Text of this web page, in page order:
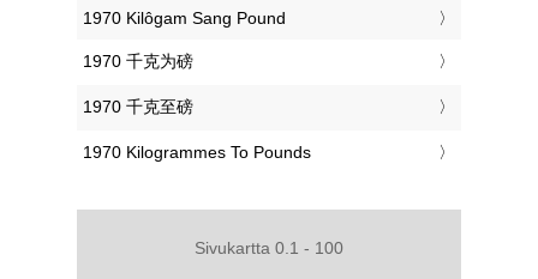
‎1970 Kilôgam Sang Pound
‎1970 千克为磅
‎1970 千克至磅
‎1970 Kilogrammes To Pounds
Sivukartta 0.1 - 100